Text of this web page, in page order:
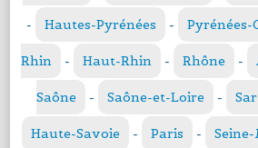
- Hautes-Pyrénées - Pyrénées-
Rhin - Haut-Rhin - Rhône -
Saône - Saône-et-Loire -
Haute-Savoie - Paris -